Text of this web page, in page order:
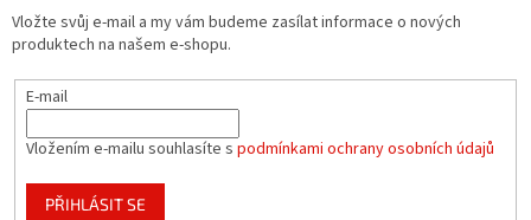
Vložte svůj e-mail a my vám budeme zasílat informace o nových
produktech na našem e-shopu.
E-mail
Vložením e-mailu souhlasíte s podmínkami ochrany osobních údajů
PŘIHLÁSIT SE